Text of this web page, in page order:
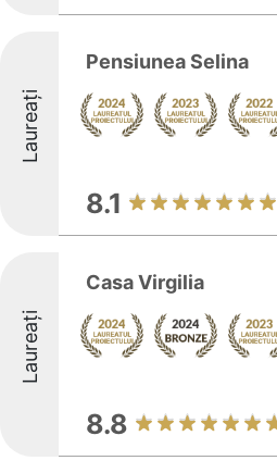
Laureați
Pensiunea Selina
8.1
Laureați
Casa Virgilia
8.8